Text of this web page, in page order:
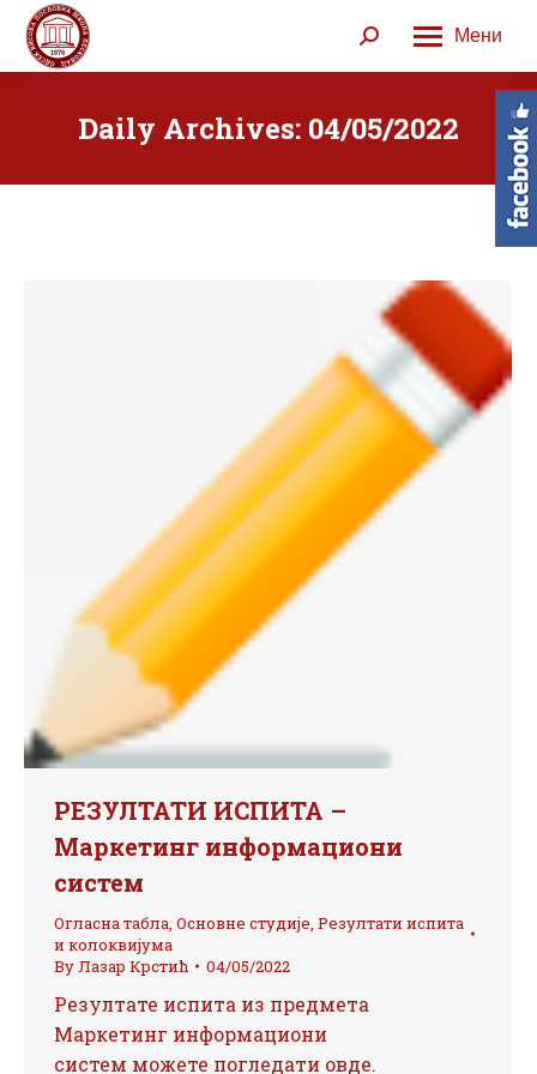
Мени
Search:
Daily Archives: 04/05/2022
РЕЗУЛТАТИ ИСПИТА –
Маркетинг информациони
систем
Огласна табла, Основне студије, Резултати испита
и колоквијума
ByЛазар Крстић 04/05/2022
Резултате испита из предмета
Маркетинг информациони
систем можете погледати овде.